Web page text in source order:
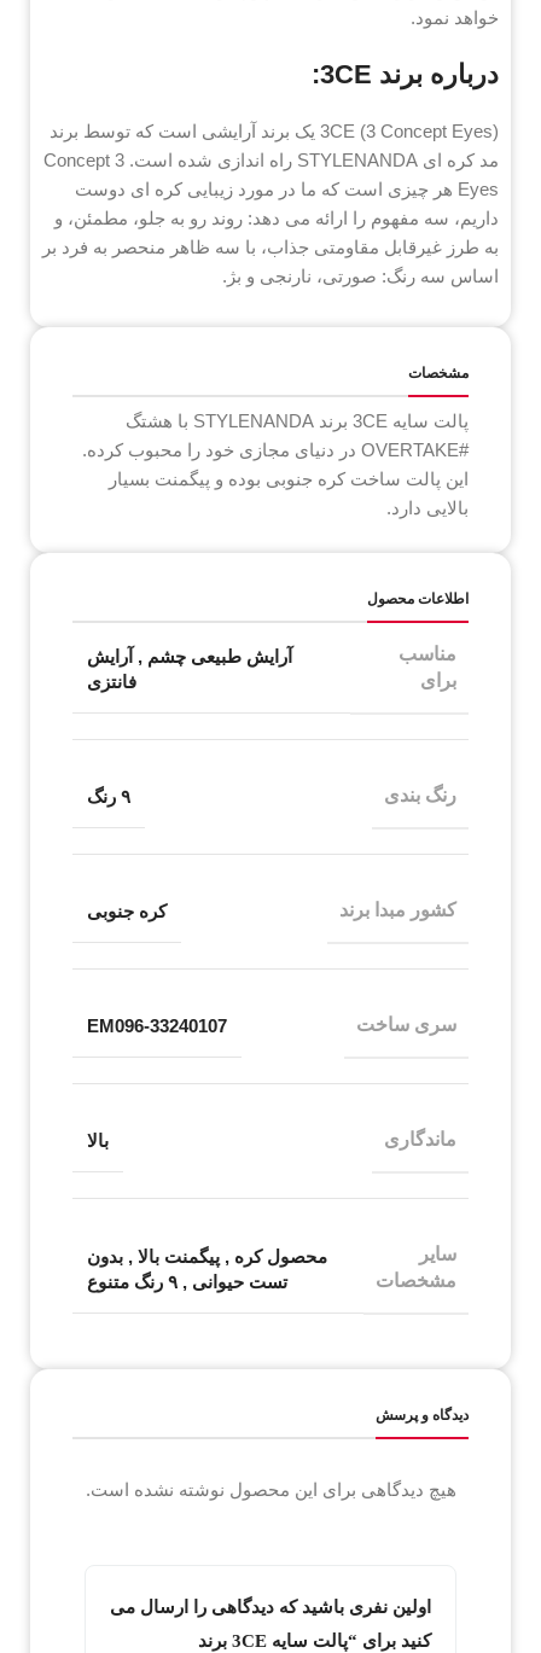
خواهد نمود.
درباره برند 3CE:
3CE (3 Concept Eyes) یک برند آرایشی است که توسط برند
مد کره ای STYLENANDA راه اندازی شده است. 3 Concept
Eyes هر چیزی است که ما در مورد زیبایی کره ای دوست
داریم، سه مفهوم را ارائه می دهد: روند رو به جلو، مطمئن، و
به طرز غیرقابل مقاومتی جذاب، با سه ظاهر منحصر به فرد بر
اساس سه رنگ: صورتی، نارنجی و بژ.
مشخصات
پالت سایه 3CE برند STYLENANDA با هشتگ
#OVERTAKE در دنیای مجازی خود را محبوب کرده.
این پالت ساخت کره جنوبی بوده و پیگمنت بسیار
بالایی دارد.
اطلاعات محصول
مناسب
برای
آرایش طبیعی چشم , آرایش
فانتزی
رنگ بندی ۹ رنگ
کشور مبدا برند کره جنوبی
سری ساخت EM096-33240107
ماندگاری بالا
سایر
مشخصات
محصول کره , پیگمنت بالا , بدون
تست حیوانی , ۹ رنگ متنوع
دیدگاه و پرسش
هیچ دیدگاهی برای این محصول نوشته نشده است.
اولین نفری باشید که دیدگاهی را ارسال می
کنید برای “پالت سایه 3CE برند